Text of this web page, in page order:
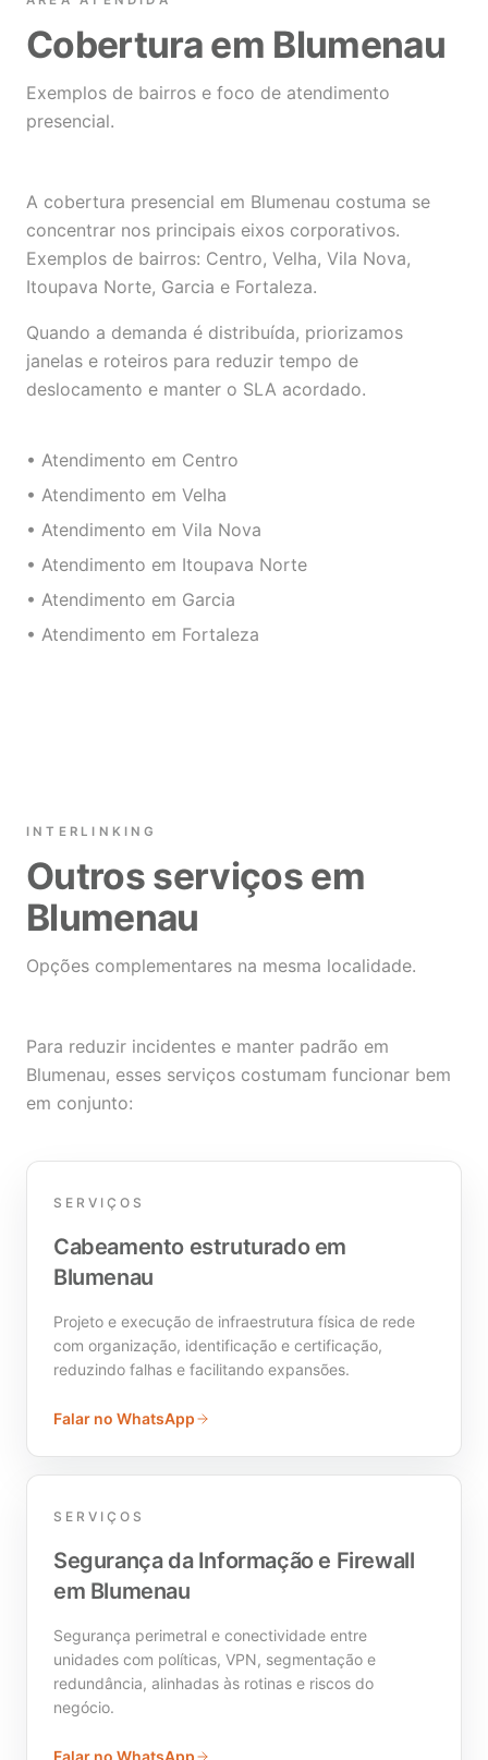
Cobertura em Blumenau
Exemplos de bairros e foco de atendimento
presencial.
A cobertura presencial em Blumenau costuma se
concentrar nos principais eixos corporativos.
Exemplos de bairros: Centro, Velha, Vila Nova,
Itoupava Norte, Garcia e Fortaleza.
Quando a demanda é distribuída, priorizamos
janelas e roteiros para reduzir tempo de
deslocamento e manter o SLA acordado.
• Atendimento em Centro
• Atendimento em Velha
• Atendimento em Vila Nova
• Atendimento em Itoupava Norte
• Atendimento em Garcia
• Atendimento em Fortaleza
INTERLINKING
Outros serviços em
Blumenau
Opções complementares na mesma localidade.
Para reduzir incidentes e manter padrão em
Blumenau, esses serviços costumam funcionar bem
em conjunto:
SERVIÇOS
Cabeamento estruturado em
Blumenau
Projeto e execução de infraestrutura física de rede
com organização, identificação e certificação,
reduzindo falhas e facilitando expansões.
Falar no WhatsApp
SERVIÇOS
Segurança da Informação e Firewall
em Blumenau
Segurança perimetral e conectividade entre
unidades com políticas, VPN, segmentação e
redundância, alinhadas às rotinas e riscos do
negócio.